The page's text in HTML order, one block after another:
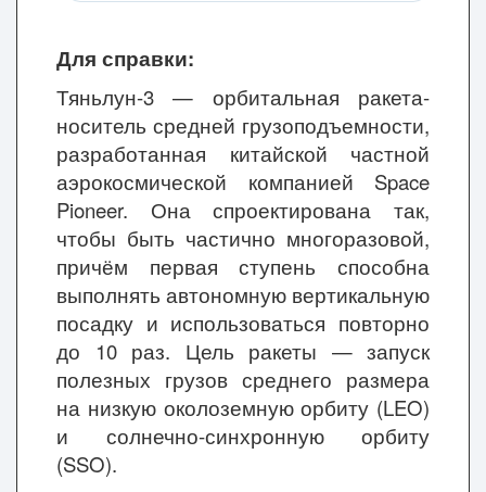
Для справки:
Тяньлун-3 — орбитальная ракета-
носитель средней грузоподъемности,
разработанная китайской частной
аэрокосмической компанией Space
Pioneer. Она спроектирована так,
чтобы быть частично многоразовой,
причём первая ступень способна
выполнять автономную вертикальную
посадку и использоваться повторно
до 10 раз. Цель ракеты — запуск
полезных грузов среднего размера
на низкую околоземную орбиту (LEO)
и солнечно-синхронную орбиту
(SSO).